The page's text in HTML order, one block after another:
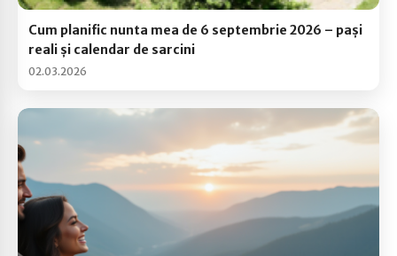
Cum planific nunta mea de 6 septembrie 2026 – pași
reali și calendar de sarcini
02.03.2026